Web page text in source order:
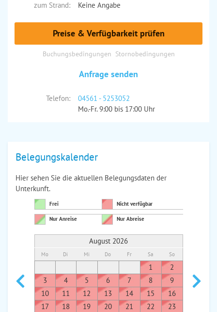
zum Strand:
Keine Angabe
Preise & Verfügbarkeit prüfen
Buchungsbedingungen Stornobedingungen
Anfrage senden
Telefon:
04561 - 5253052
Mo.-Fr. 9:00 bis 17:00 Uhr
Belegungskalender
Hier sehen Sie die aktuellen Belegungsdaten der
Unterkunft.
Frei Nicht verfügbar
Nur Anreise Nur Abreise
August 2026
Mo Di Mi Do Fr Sa So
1
2
3
4 5 6 7 8
9
10
11 12 13 14 15
16
17
18 19 20 21 22
23
7